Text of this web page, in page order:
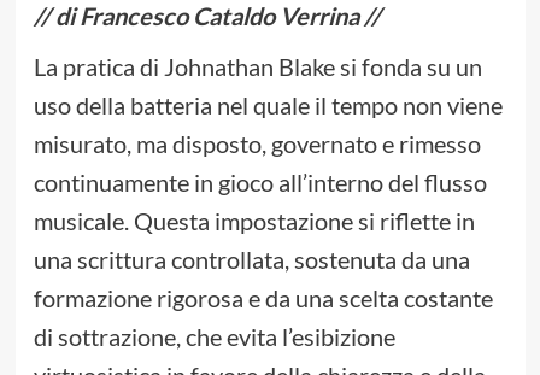
// di Francesco Cataldo Verrina //
La pratica di Johnathan Blake si fonda su un
uso della batteria nel quale il tempo non viene
misurato, ma disposto, governato e rimesso
continuamente in gioco all’interno del flusso
musicale. Questa impostazione si riflette in
una scrittura controllata, sostenuta da una
formazione rigorosa e da una scelta costante
di sottrazione, che evita l’esibizione